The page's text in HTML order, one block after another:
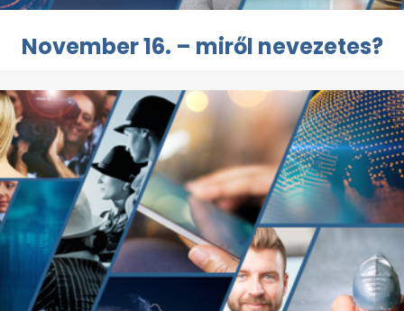
November 16. – miről nevezetes?